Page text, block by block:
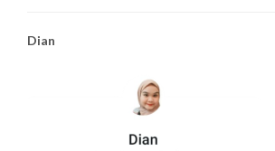
Dian